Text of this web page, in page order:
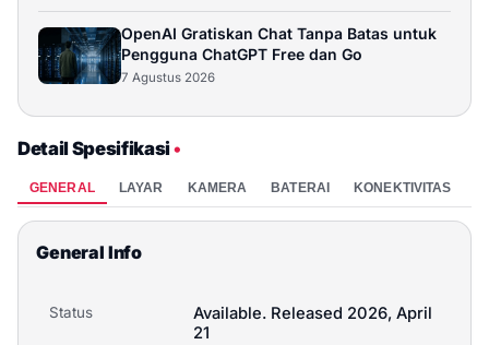
OpenAI Gratiskan Chat Tanpa Batas untuk
Pengguna ChatGPT Free dan Go
7 Agustus 2026
Detail Spesifikasi•
GENERAL LAYAR KAMERA BATERAI KONEKTIVITAS
General Info
Status
Available. Released 2026, April
21